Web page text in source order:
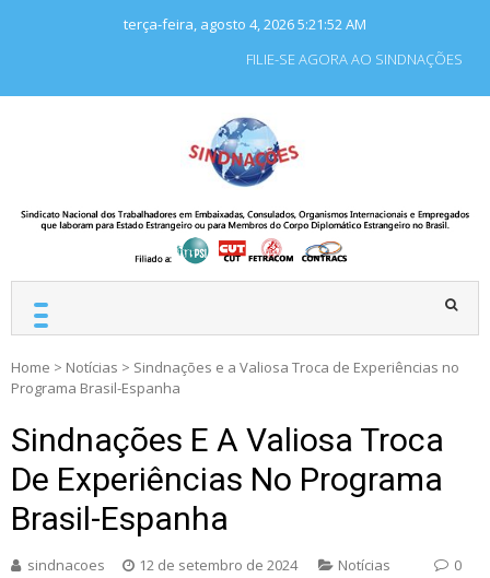
terça-feira, agosto 4, 20265:21:52 AM
FILIE-SE AGORA AO SINDNAÇÕES
e Organismos
Empregados que laboram
para Estado Estrangeiro.
Home > Notícias > Sindnações e a Valiosa Troca de Experiências no
Programa Brasil-Espanha
Sindnações E A Valiosa Troca
De Experiências No Programa
Brasil-Espanha
sindnacoes 12 de setembro de 2024 Notícias 0